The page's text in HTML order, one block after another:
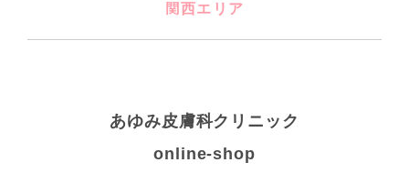
関西エリア
あゆみ皮膚科クリニック
online-shop